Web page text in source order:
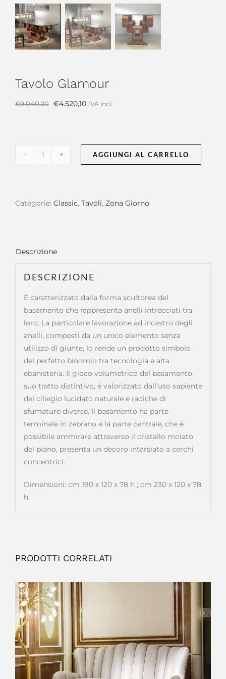
Tavolo Glamour
€9.040,20 Il
€9.040,20.
€4.520,10Il
€4.520,10.
IVA incl.
Tavolo
AGGIUNGI AL CARRELLO
Categorie: Classic, Tavoli, Zona Giorno
Descrizione
DESCRIZIONE
È caratterizzato dalla forma scultorea del
basamento che rappresenta anelli intrecciati tra
loro. La particolare lavorazione ad incastro degli
anelli, composti da un unico elemento senza
utilizzo di giunte, lo rende un prodotto simbolo
del perfetto binomio tra tecnologia e alta
ebanisteria. Il gioco volumetrico del basamento,
suo tratto distintivo, è valorizzato dall’uso sapiente
del ciliegio lucidato naturale e radiche di
sfumature diverse. Il basamento ha parte
terminale in zebrano e la parte centrale, che è
possibile ammirare attraverso il cristallo molato
del piano, presenta un decoro intarsiato a cerchi
concentrici.
Dimensioni: cm 190 x 120 x 78 h ; cm 230 x 120 x 78
h
PRODOTTI CORRELATI
OUTLET